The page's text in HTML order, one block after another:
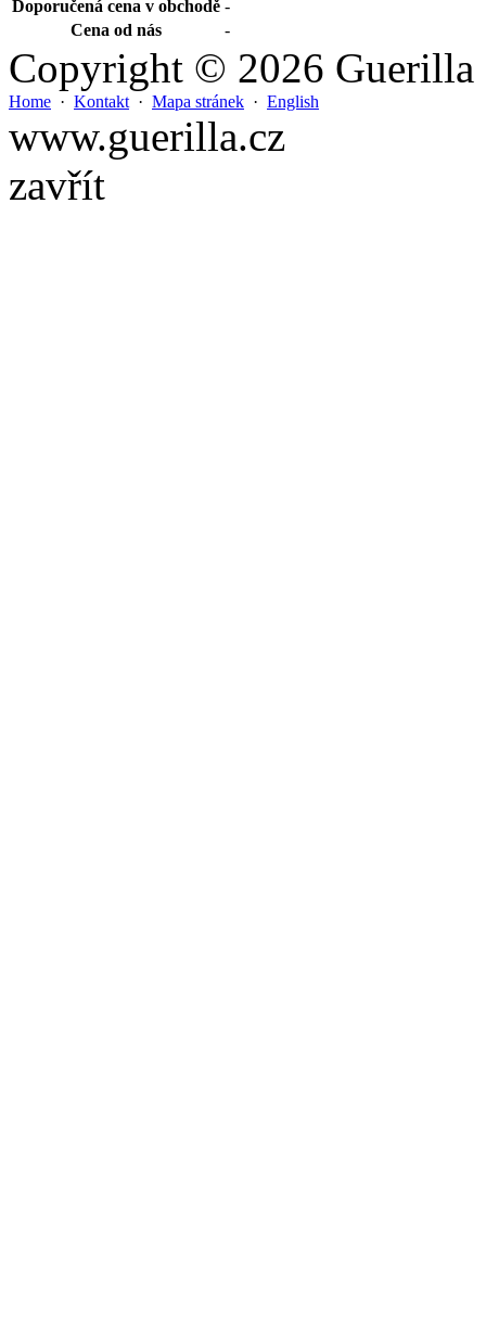
Doporučená cena v obchodě -
Cena od nás
-
Copyright © 2026 Guerilla
Home · Kontakt · Mapa stránek · English
www.guerilla.cz
zavřít